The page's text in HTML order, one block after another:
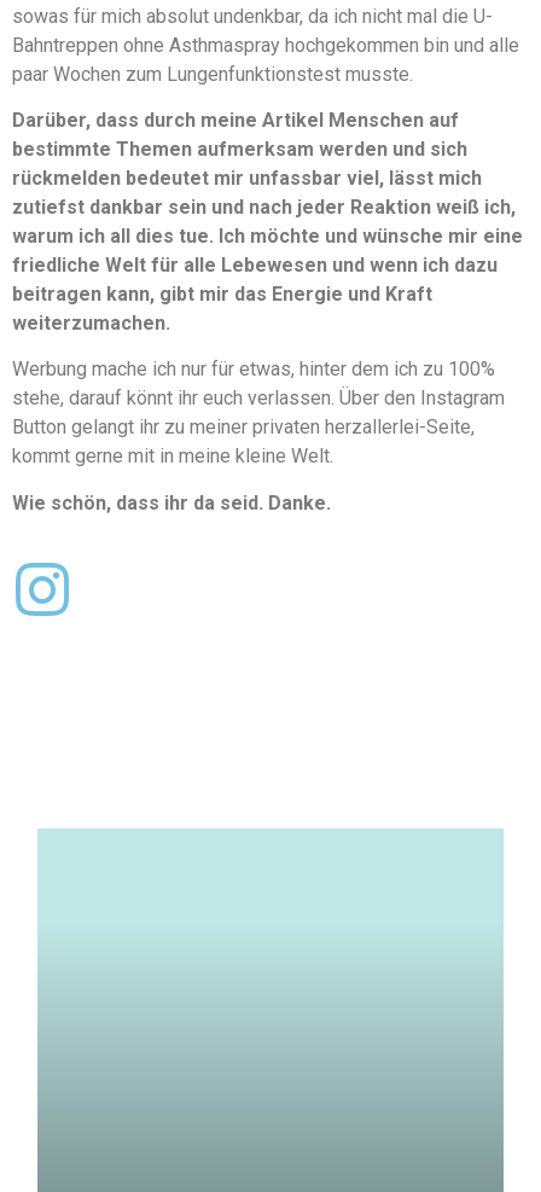
sowas für mich absolut undenkbar, da ich nicht mal die U-
Bahntreppen ohne Asthmaspray hochgekommen bin und alle
paar Wochen zum Lungenfunktionstest musste.
Darüber, dass durch meine Artikel Menschen auf
bestimmte Themen aufmerksam werden und sich
rückmelden bedeutet mir unfassbar viel, lässt mich
zutiefst dankbar sein und nach jeder Reaktion weiß ich,
warum ich all dies tue. Ich möchte und wünsche mir eine
friedliche Welt für alle Lebewesen und wenn ich dazu
beitragen kann, gibt mir das Energie und Kraft
weiterzumachen.
Werbung mache ich nur für etwas, hinter dem ich zu 100%
stehe, darauf könnt ihr euch verlassen. Über den Instagram
Button gelangt ihr zu meiner privaten herzallerlei-Seite,
kommt gerne mit in meine kleine Welt.
Wie schön, dass ihr da seid. Danke.